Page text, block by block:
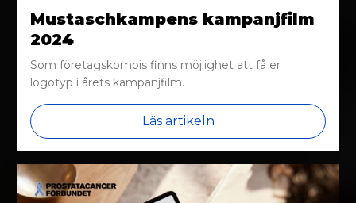
Mustaschkampens kampanjfilm
2024
Som företagskompis finns möjlighet att få er
logotyp i årets kampanjfilm.
Läs artikeln